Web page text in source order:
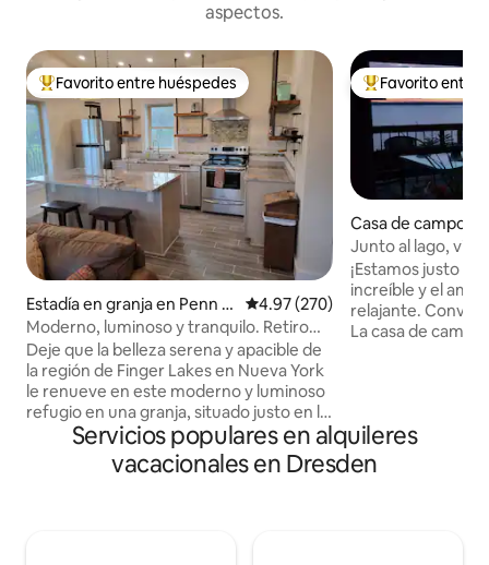
aspectos.
Favorito entre huéspedes preferido
Favorito entre huéspedes
Estadía en granja en Penn Y
an
Calificación promedio: 4.97 de
4.97 (270)
Moderno, luminoso y tranquilo. Retiro
rural de 1 dormitorio y 1 baño.
Deje que la belleza serena y apacible de
la región de Finger Lakes en Nueva York
le renueve en este moderno y luminoso
refugio en una granja, situado justo en la
Ruta del Vino del Lago Seneca. Disfrute
de nuestro espacio al aire libre y de la
comodidad de nuestro segundo piso
Favorito entre
Favorito entre
Casa de campo
Junto al lago,
amaneceres, ¡se
¡Estamos justo en el lago!
increíble y el
relajante. Convenientemente ubicada.
La casa de
con vistas increíbles!
muelle/playa con
principal: ¡mira el
Servicios populares en alquileres
vacacionales en Dresden